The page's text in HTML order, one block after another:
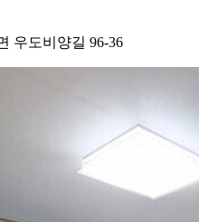
우도비양길 96-36